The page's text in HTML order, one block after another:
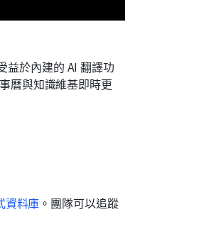
益於內建的 AI 翻譯功
曆與知識維基即時更
資料庫 。團隊可以追蹤